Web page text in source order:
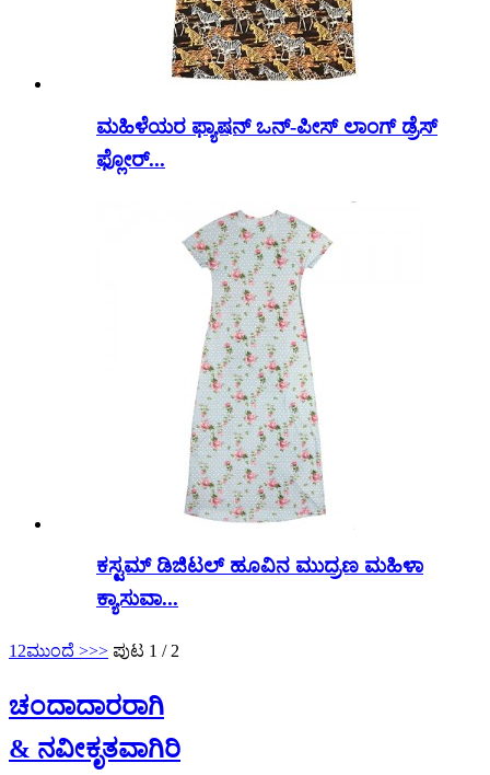
ಮಹಿಳೆಯರ ಫ್ಯಾಷನ್ ಒನ್-ಪೀಸ್ ಲಾಂಗ್ ಡ್ರೆಸ್
ಫ್ಲೋರ್...
ಕಸ್ಟಮ್ ಡಿಜಿಟಲ್ ಹೂವಿನ ಮುದ್ರಣ ಮಹಿಳಾ
ಕ್ಯಾಸುವಾ...
1 2ಮುಂದೆ >>> ಪುಟ 1 / 2
ಚಂದಾದಾರರಾಗಿ
& ನವೀಕೃತವಾಗಿರಿ